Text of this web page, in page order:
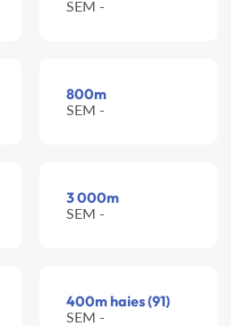
SEM -
800m
SEM -
3 000m
SEM -
400m haies (91)
SEM -